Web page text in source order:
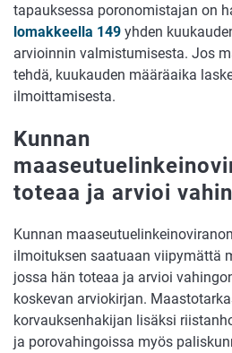
tapauksessa poronomistajan on
lomakkeella 149 yhden
arvioinnin valmistumisesta. Jos
tehdä, kuukauden määräaika
ilmoittamisesta.
Kunnan
toteaa ja arvioi
Kunnan
ilmoituksen saatuaan viipymättä
jossa hän toteaa ja arvioi
koskevan arviokirjan.
korvauksenhakijan lisäksi
ja porovahingoissa myös